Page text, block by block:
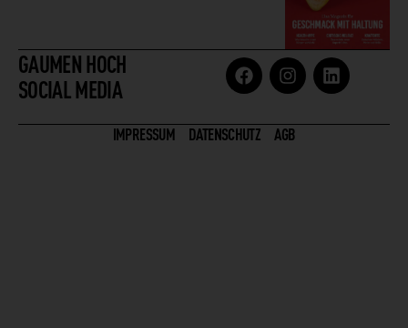
GAUMEN HOCH
SOCIAL MEDIA
IMPRESSUM DATENSCHUTZ AGB